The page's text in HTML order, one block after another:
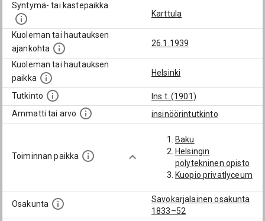
Syntymä- tai kastepaikka
Karttula
Kuoleman tai hautauksen
ajankohta
26.1.1939
Kuoleman tai hautauksen
paikka
Helsinki
Tutkinto
Ins.t. (1901)
Ammatti tai arvo
insinöörintutkinto
Toiminnan paikka
Baku
Helsingin
polytekninen opisto
Kuopio privatlyceum
Osakunta
Savokarjalainen osakunta
1833–52